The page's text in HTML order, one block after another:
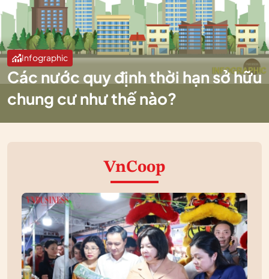
Infographic
Các nước quy định thời hạn sở hữu
chung cư như thế nào?
VnCoop